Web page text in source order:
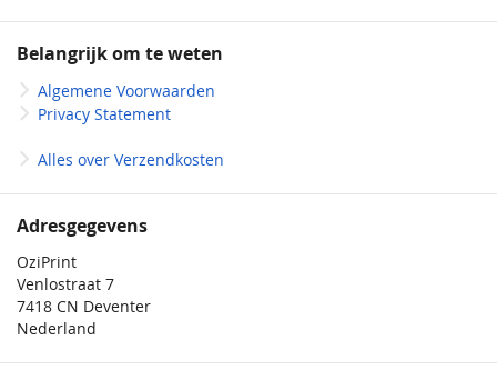
Belangrijk om te weten
Algemene Voorwaarden
Privacy Statement
Alles over Verzendkosten
Adresgegevens
OziPrint
Venlostraat 7
7418 CN Deventer
Nederland